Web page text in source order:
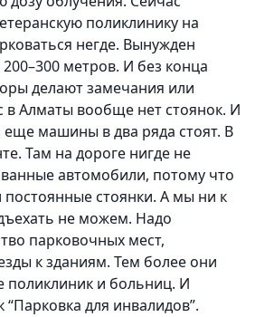
поликлинику на
негде. Вынужден
метров. И без конца
делают замечания или
в Алматы вообще нет стоянок. И
еще машины в два ряда стоят. В
Там на дороге нигде не
автомобили, потому что
стоянки. А мы ни к
не можем. Надо
парковочных мест,
к зданиям. Тем более они
поликлиник и больниц. И
“Парковка для инвалидов”.